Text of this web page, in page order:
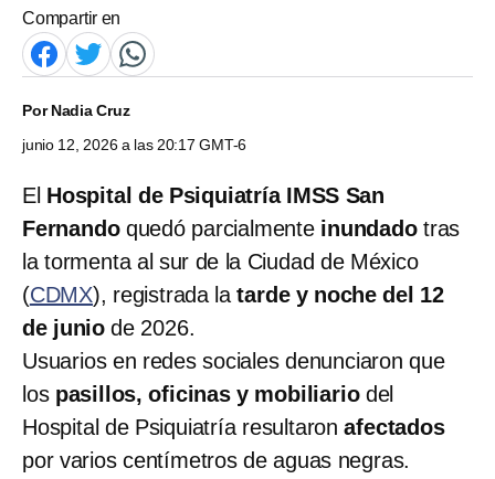
Compartir en
PorNadia Cruz
junio 12, 2026 a las 20:17 GMT-6
El Hospital de Psiquiatría IMSS San
Fernandoquedó parcialmente inundadotras
la tormenta al sur de la Ciudad de México
(CDMX), registrada latarde y noche del 12
de juniode 2026.
Usuarios en redes sociales denunciaron que
lospasillos, oficinas y mobiliario del
Hospital de Psiquiatría resultaronafectados
por varios centímetros de aguas negras.